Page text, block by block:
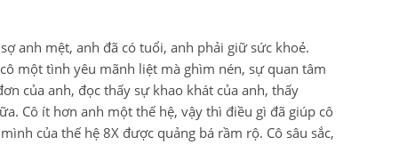
anh mệt, anh đã có tuổi, anh phải giữ sức khoẻ.
một tình yêu mãnh liệt mà ghìm nén, sự quan tâm
của anh, đọc thấy sự khao khát của anh, thấy
Cô ít hơn anh một thế hệ, vậy thì điều gì đã giúp cô
của thế hệ 8X được quảng bá rầm rộ. Cô sâu sắc,